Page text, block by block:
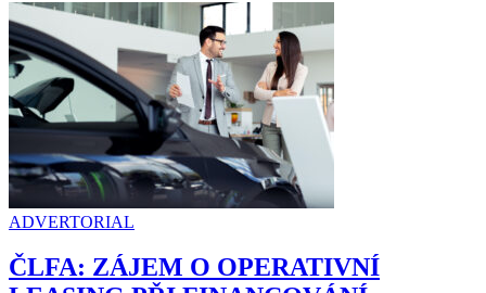
ADVERTORIAL
ČLFA: ZÁJEM O OPERATIVNÍ